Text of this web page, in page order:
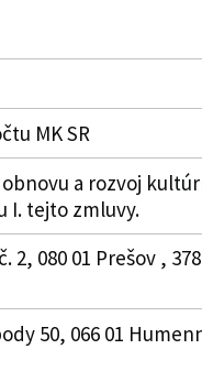
MK SR
a rozvoj
I. tejto zmluvy.
080 01 Prešov ,
50, 066 01